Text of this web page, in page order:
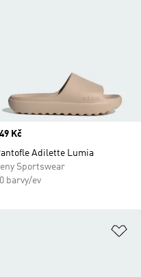
Kč
Adilette Lumia
Sportswear
barvy/ev